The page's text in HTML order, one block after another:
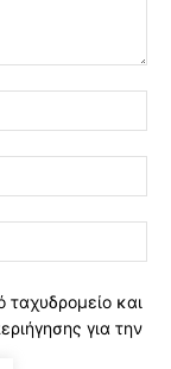
και
για την